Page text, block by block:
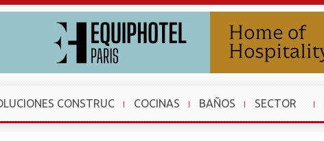
CONSTRUC COCINAS BAÑOS
SECTOR
»